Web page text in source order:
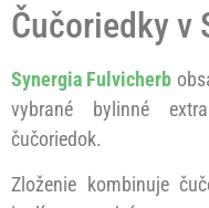
Čučoriedky v
Synergia Fulvicherb
vybrané bylinné
čučoriedok.
Zloženie kombinuje